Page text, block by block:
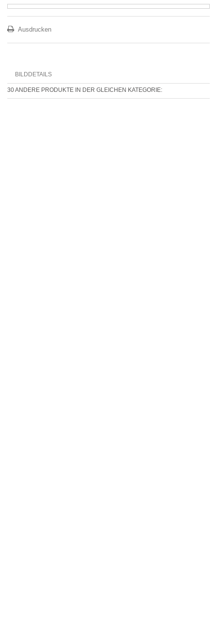
Ausdrucken
BILDDETAILS
30 ANDERE PRODUKTE IN DER GLEICHEN KATEGORIE: